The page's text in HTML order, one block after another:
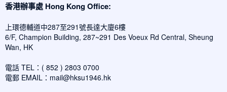
香港辦事處 Hong Kong Office:
上環德輔道中287至291號長達大廈6樓
6/F, Champion Building, 287~291 Des Voeux Rd Central, Sheung
Wan, HK
電話 TEL：( 852 ) 2803 0700
電郵 EMAIL： mail@hksu1946.hk